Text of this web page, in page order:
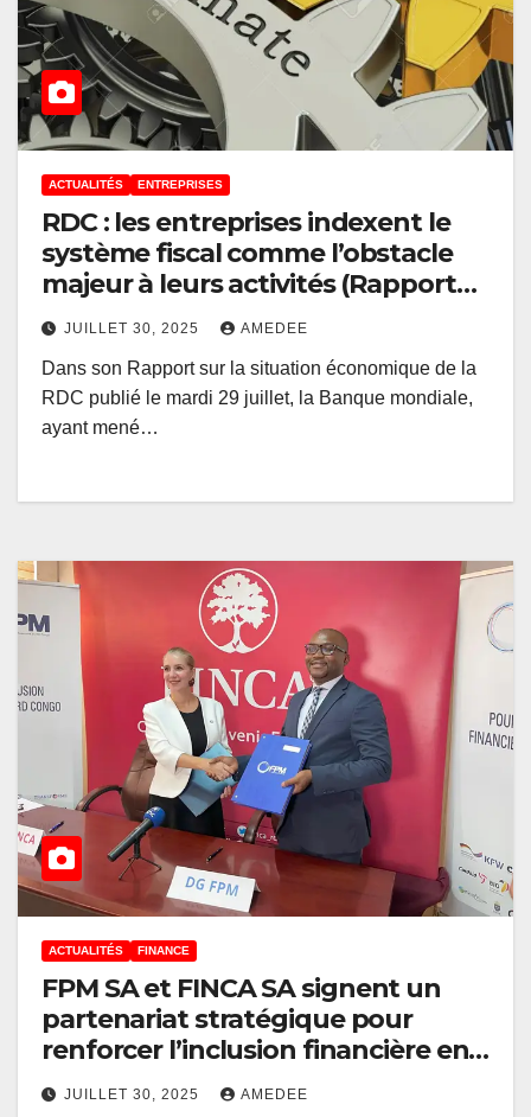
ACTUALITÉS ENTREPRISES
RDC : les entreprises indexent le
système fiscal comme l’obstacle
majeur à leurs activités (Rapport
Banque Mondiale)
JUILLET 30, 2025 AMEDEE
Dans son Rapport sur la situation économique de la
RDC publié le mardi 29 juillet, la Banque mondiale,
ayant mené…
ACTUALITÉS FINANCE
FPM SA et FINCA SA signent un
partenariat stratégique pour
renforcer l’inclusion financière en
RDC
JUILLET 30, 2025 AMEDEE